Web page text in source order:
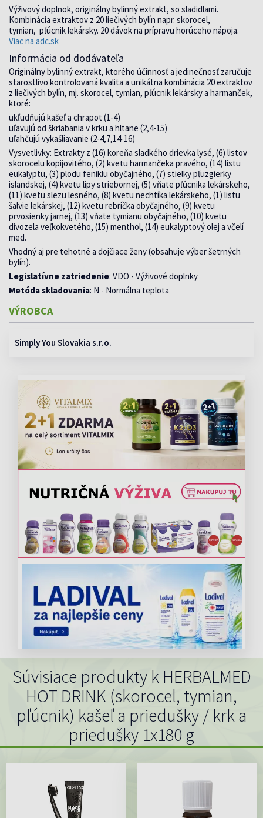
Výživový doplnok, originálny bylinný extrakt, so sladidlami.
Kombinácia extraktov z 20 liečivých bylín napr. skorocel,
tymian, pľúcnik lekársky. 20 dávok na prípravu horúceho nápoja.
Viac na adc.sk
Informácia od dodávateľa
Originálny bylinný extrakt, ktorého účinnosť a jedinečnosť zaručuje
starostlivo kontrolovaná kvalita a unikátna kombinácia 20 extraktov
z liečivých bylín, mj. skorocel, tymian, pľúcnik lekársky a harmanček,
ktoré:
ukľudňujú kašeľ a chrapot (1-4)
uľavujú od škriabania v krku a hltane (2,4-15)
uľahčujú vykašliavanie (2-4,7,14-16)
Vysvetlivky: Extrakty z (16) koreňa sladkého drievka lysé, (6) listov
skorocelu kopijovitého, (2) kvetu harmančeka pravého, (14) listu
eukalyptu, (3) plodu feniklu obyčajného, (7) stielky pľuzgierky
islandskej, (4) kvetu lipy striebornej, (5) vňate pľúcnika lekárskeho,
(11) kvetu slezu lesného, (8) kvetu nechtíka lekárskeho, (1) listu
šalvie lekárskej, (12) kvetu rebríčka obyčajného, (9) kvetu
prvosienky jarnej, (13) vňate tymianu obyčajného, (10) kvetu
divozela veľkokvetého, (15) menthol, (14) eukalyptový olej a včelí
med.
Vhodný aj pre tehotné a dojčiace ženy (obsahuje výber šetrných
bylín).
Legislatívne zatriedenie: VDO - Výživové doplnky
Metóda skladovania: N - Normálna teplota
VÝROBCA
Simply You Slovakia s.r.o.
Súvisiace produkty k HERBALMED
HOT DRINK (skorocel, tymian,
pľúcnik) kašeľ a priedušky / krk a
priedušky 1x180 g